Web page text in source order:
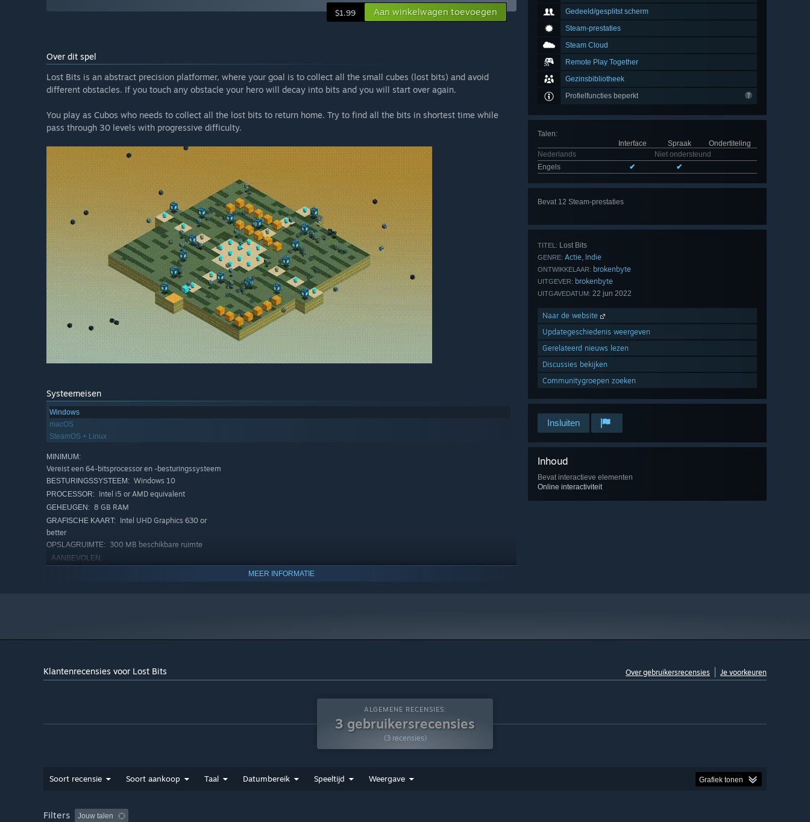
Gedeeld/gesplitst scherm
Steam-prestaties
Steam Cloud
Remote Play Together
Gezinsbibliotheek
Profielfuncties beperkt
Talen:
Interface
Spraak
Ondertiteling
Nederlands
Niet ondersteund
Engels
✔ ✔
Bevat 12 Steam-prestaties
TITEL: Lost Bits
GENRE: Actie, Indie
ONTWIKKELAAR: brokenbyte
UITGEVER: brokenbyte
UITGAVEDATUM: 22 jun 2022
Naar de website
Updategeschiedenis weergeven
Gerelateerd nieuws lezen
Discussies bekijken
Communitygroepen zoeken
Insluiten
Inhoud
Bevat interactieve elementen
Online interactiviteit
$1.99 Aan winkelwagen toevoegen
Over dit spel
Lost Bits is an abstract precision platformer, where your goal is to collect all the small cubes (lost bits) and avoid
different obstacles. If you touch any obstacle your hero will decay into bits and you will start over again.
You play as Cubos who needs to collect all the lost bits to return home. Try to find all the bits in shortest time while
pass through 30 levels with progressive difficulty.
Systeemeisen
Windows
macOS
SteamOS + Linux
MINIMUM:
Vereist een 64-bitsprocessor en -besturingssysteem
BESTURINGSSYSTEEM: Windows 10
PROCESSOR: Intel i5 or AMD equivalent
GEHEUGEN: 8 GB RAM
GRAFISCHE KAART: Intel UHD Graphics 630 or
better
OPSLAGRUIMTE: 300 MB beschikbare ruimte
AANBEVOLEN:
MEER INFORMATIE
Klantenrecensies voor Lost Bits Over gebruikersrecensies Je voorkeuren
ALGEMENE RECENSIES:
3 gebruikersrecensies
(3 recensies)
Soort recensie Soort aankoop Taal Datumbereik Speeltijd Weergave Grafiek tonen
Filters Jouw talen